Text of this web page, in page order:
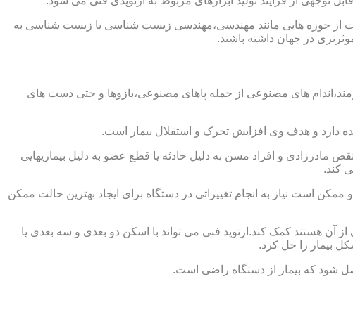
است از حوزه هایی مانند مهندسی،مهندسی زیست شناسی یا زیست شناسی به
در جهان داشته باشند.
های مصنوعی از جمله پاهای مصنوعی،بازوها و حتی دست های
دارد و هدف وی افزایش تحرک و استقلال بیمار است.
مادرزادی و افراد مسن به دلیل حادثه یا قطع عضو به دلیل بیماریهایی
کند.
است نیاز به انجام تغییراتی در دستگاه برای ایجاد بهترین حالت ممکن
آن هستند کمک کند.ارتوپد فنی می تواند با اسکن دو بعدی و سه بعدی پا
بیمار را حل کرد.
شود که بیمار از دستگاه راضی است.